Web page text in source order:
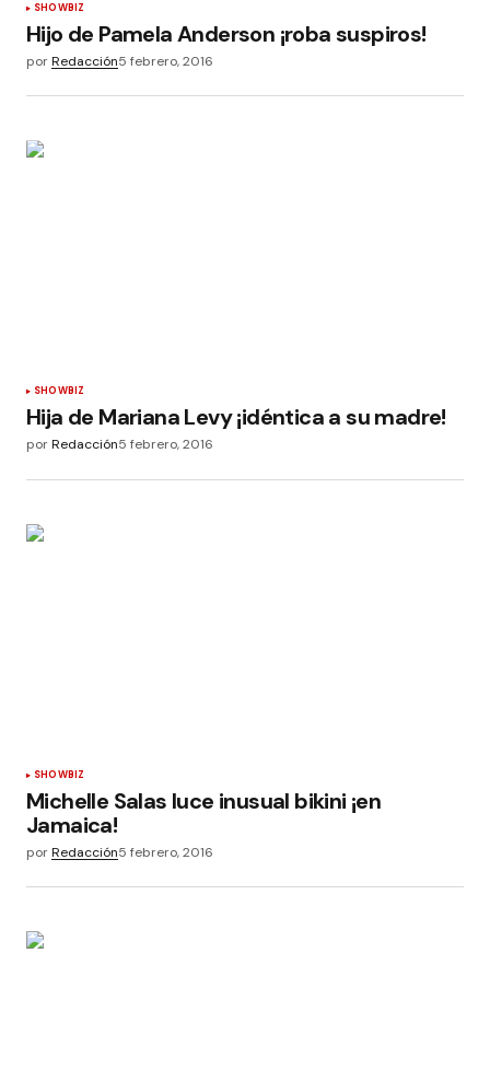
SHOWBIZ
Hijo de Pamela Anderson ¡roba suspiros!
porRedacción5 febrero, 2016
SHOWBIZ
Hija de Mariana Levy ¡idéntica a su madre!
porRedacción5 febrero, 2016
SHOWBIZ
Michelle Salas luce inusual bikini ¡en
Jamaica!
porRedacción5 febrero, 2016